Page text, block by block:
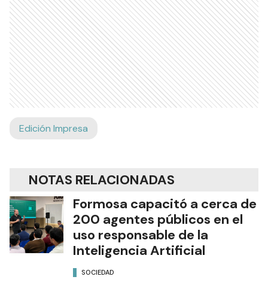
Edición Impresa
NOTAS RELACIONADAS
Formosa capacitó a cerca de
200 agentes públicos en el
uso responsable de la
Inteligencia Artificial
SOCIEDAD